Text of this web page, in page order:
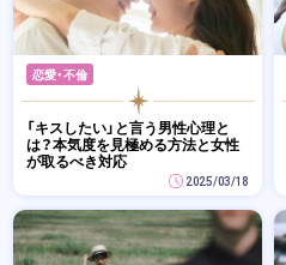
恋愛・不倫
「キスしたい」と言う男性心理と
は？本気度を見極める方法と女性
が取るべき対応
2025/03/18